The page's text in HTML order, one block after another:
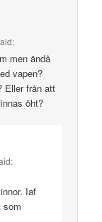
men ändå
vapen?
Eller från att
öht?
Iaf
som